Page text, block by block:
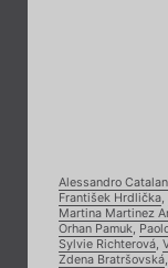
Alessandro
František Hrdlička,
Martina Martinez
Orhan Pamuk,
Sylvie Richterová,
Zdena Bratršovská,